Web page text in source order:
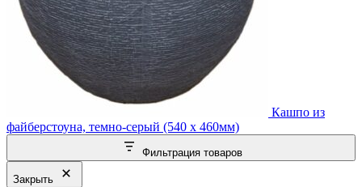
Кашпо из
файберстоуна, темно-серый (540 x 460мм)
Фильтрация товаров
Закрыть